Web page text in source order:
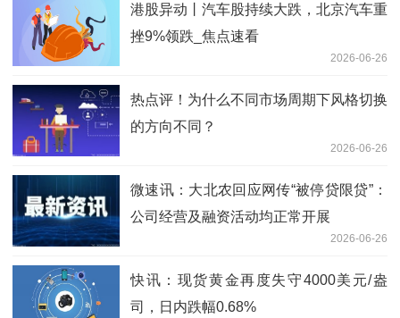
港股异动丨汽车股持续大跌，北京汽车重
挫9%领跌_焦点速看
2026-06-26
热点评！为什么不同市场周期下风格切换
的方向不同？
2026-06-26
微速讯：大北农回应网传“被停贷限贷”：
公司经营及融资活动均正常开展
2026-06-26
快讯：现货黄金再度失守4000美元/盎
司，日内跌幅0.68%